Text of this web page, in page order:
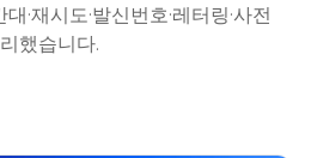
·재시도·발신번호·레터링·사전
했습니다.